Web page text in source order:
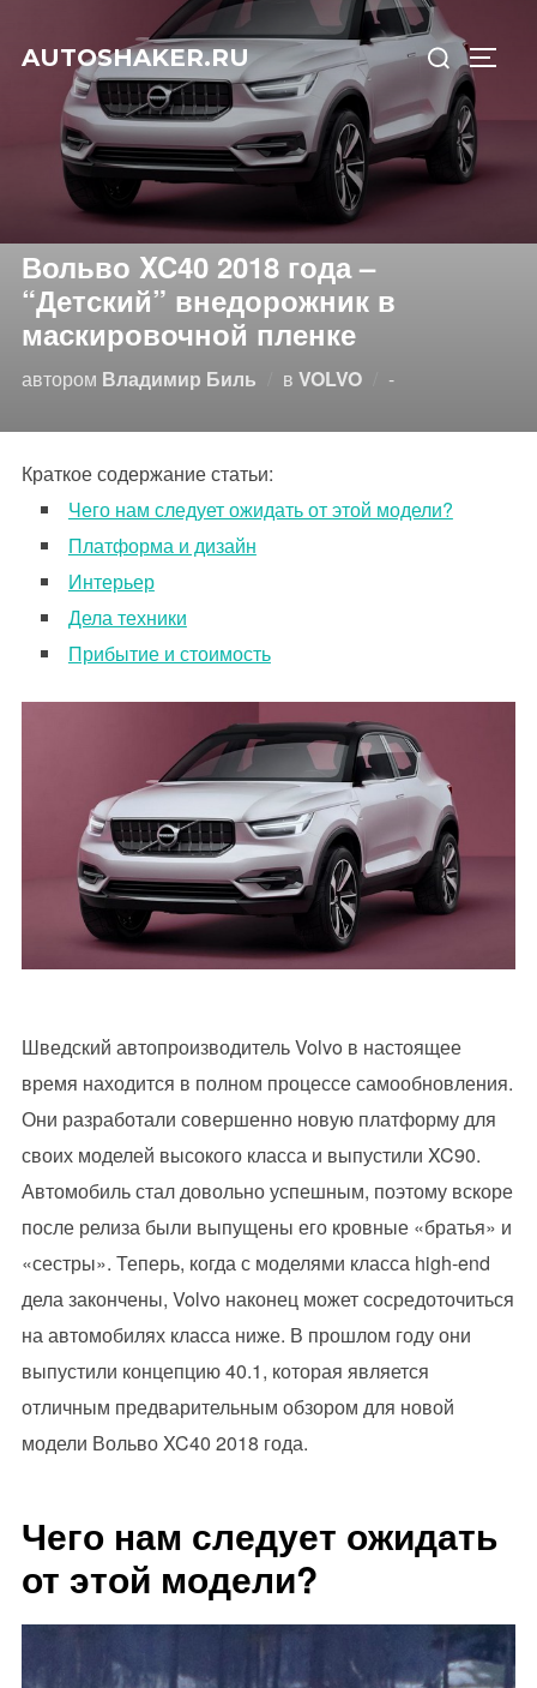
содержимому
AUTOSHAKER.RU
Искать:
Вольво XC40 2018 года –
“Детский” внедорожник в
маскировочной пленке
автором Владимир Биль в VOLVO -Опубликовано
Краткое содержание статьи:
Чего нам следует ожидать от этой модели?
Платформа и дизайн
Интерьер
Дела техники
Прибытие и стоимость
Шведский автопроизводитель Volvo в настоящее
время находится в полном процессе самообновления.
Они разработали совершенно новую платформу для
своих моделей высокого класса и выпустили XC90.
Автомобиль стал довольно успешным, поэтому вскоре
после релиза были выпущены его кровные «братья» и
«сестры». Теперь, когда с моделями класса high-end
дела закончены, Volvo наконец может сосредоточиться
на автомобилях класса ниже. В прошлом году они
выпустили концепцию 40.1, которая является
отличным предварительным обзором для новой
модели Вольво XC40 2018 года.
Чего нам следует ожидать
от этой модели?